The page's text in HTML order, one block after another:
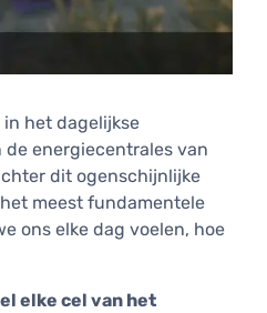
het dagelijkse
energiecentrales van
dit ogenschijnlijke
meest fundamentele
ons elke dag voelen, hoe
elke cel van het